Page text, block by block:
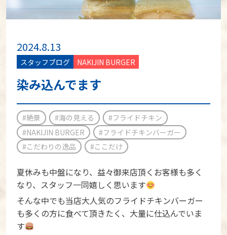
2024.8.13
スタッフブログ NAKIJIN BURGER
染み込んでます
#絶景 #海の見える
#フライドチキン
#NAKIJIN BURGER
#フライドチキンバーガー
#こだわりの逸品
#ここだけ
夏休みも中盤になり、益々御来店頂くお客様も多く
なり、スタッフ一同嬉しく思います
そんな中でも当店大人気のフライドチキンバーガー
も多くの方に食べて頂きたく、大量に仕込んでいま
す